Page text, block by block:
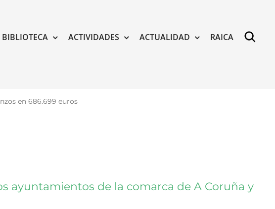
BIBLIOTECA ACTIVIDADES ACTUALIDAD RAICA
en 686.699 euros
ayuntamientos de la comarca de A Coruña y